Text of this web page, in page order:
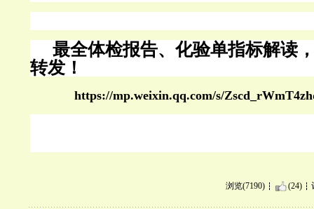
最全体检报告、化验单指标解读
转发！
https://mp.weixin.qq.com/s/
浏览(7190) (24)